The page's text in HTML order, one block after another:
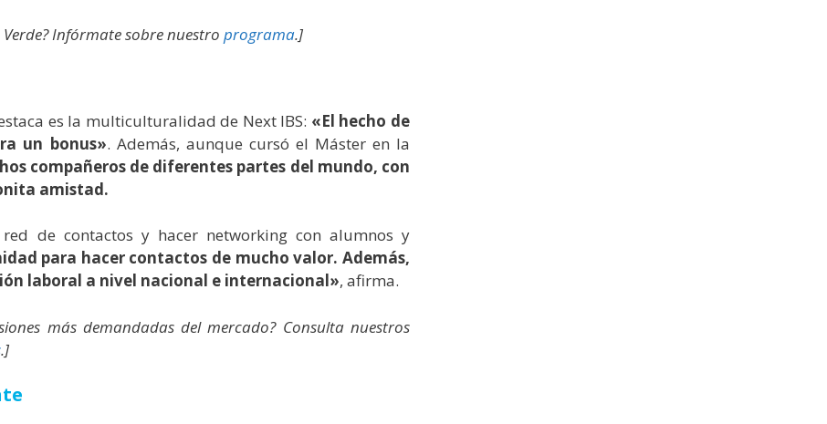
Infórmate sobre nuestro programa.]
es la multiculturalidad de Next IBS: «El hecho de
un bonus». Además, aunque cursó el Máster en la
compañeros de diferentes partes del mundo, con
amistad.
de contactos y hacer networking con alumnos y
para hacer contactos de mucho valor. Además,
laboral a nivel nacional e internacional», afirma.
más demandadas del mercado? Consulta nuestros
.]